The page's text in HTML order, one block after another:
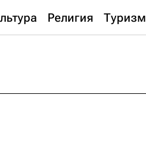
Религия Туризм